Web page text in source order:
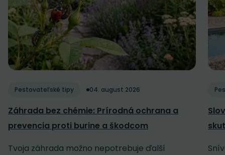
Pestovateľské tipy 04. august 2026
Záhrada bez chémie: Prírodná ochrana a
prevencia proti burine a škodcom
Tvoja záhrada možno nepotrebuje ďalší